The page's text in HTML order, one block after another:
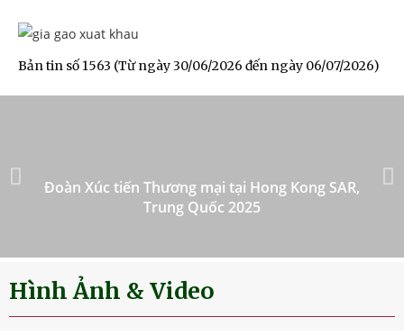
Bản tin số 1563 (Từ ngày 30/06/2026 đến ngày 06/07/2026)
Đoàn Xúc tiến Thương mại tại Hong Kong SAR,
Trung Quốc 2025
Hình Ảnh & Video